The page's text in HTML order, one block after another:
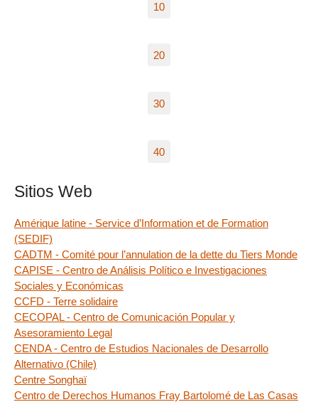
10
20
30
40
Sitios Web
Amérique latine - Service d’Information et de Formation
(SEDIF)
CADTM - Comité pour l’annulation de la dette du Tiers Monde
CAPISE - Centro de Análisis Político e Investigaciones
Sociales y Económicas
CCFD - Terre solidaire
CECOPAL - Centro de Comunicación Popular y
Asesoramiento Legal
CENDA - Centro de Estudios Nacionales de Desarrollo
Alternativo (Chile)
Centre Songhaï
Centro de Derechos Humanos Fray Bartolomé de Las Casas